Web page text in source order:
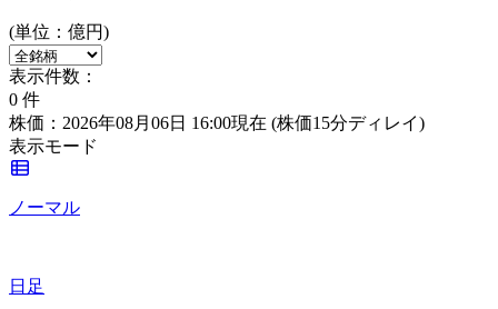
(単位：億円)
表示件数：
0 件
株価：2026年08月06日 16:00現在 (株価15分ディレイ)
表示モード
ノーマル
日足